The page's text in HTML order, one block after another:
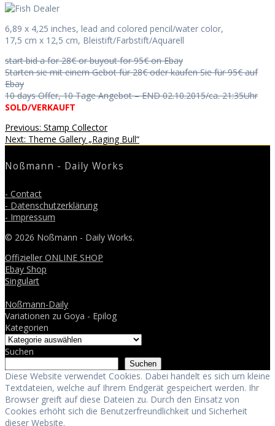
6,89 x 4,25 inches, lead and colored pencil/water color,
17,5 cm x 12,5 cm, Bleistift/Farbstift/Aquarell
start bid a for 28€ or buyout for 95€ on Ebay
Starten sie mit einem Gebot für 28€ oder kaufen Sie für 95€ auf
Ebay
10 days Offer, 10 Tage Angebot – END 02.10.2015/ca. 21:35Uhr
SOLD/VERKAUFT
Beitragsnavigation
Previous: Previous
post:
Stamp Collector
Next: Next
Theme Gallery „Raging Bull“
Noßmann - Daily Works
- Contact
- Datenschutzerklärung
- Impressum
© 2026 Noßmann - Daily Works.
Offizieller ONLINE SHOP
Ebay Shop
Singulart
Noßmann-Daily
Variationen zu Goya - Epilog
Kategorien
Suchen
Suchen
Diese Website verwendet Cookies. Dabei handelt es sich um kleine
Textdateien, welche auf Ihrem Endgerät gespeichert werden. Ihr
Browser greift auf diese Dateien zu. Durch den Einsatz von
Cookies erhöht sich die Benutzerfreundlichkeit und Sicherheit
dieser Website.